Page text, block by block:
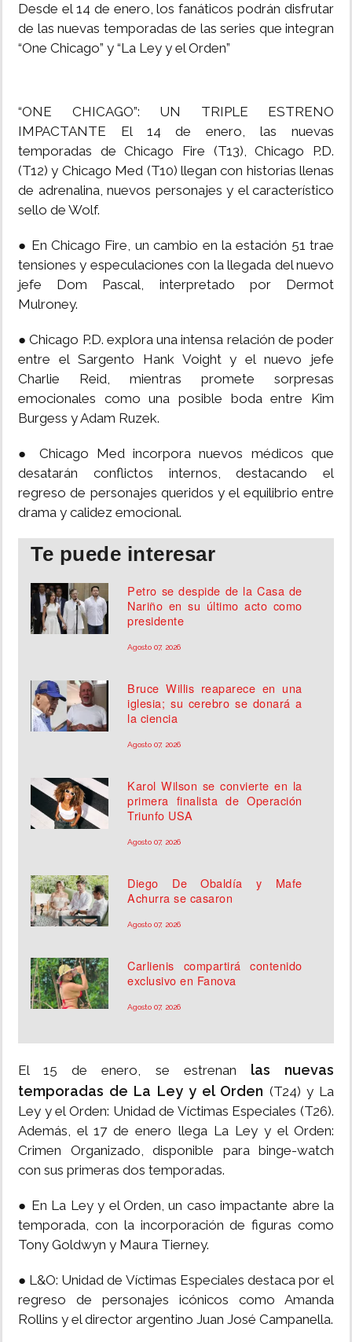
Desde el 14 de enero, los fanáticos podrán disfrutar
de las nuevas temporadas de las series que integran
“One Chicago” y “La Ley y el Orden”
“ONE CHICAGO”: UN TRIPLE ESTRENO
IMPACTANTE El 14 de enero, las nuevas
temporadas de Chicago Fire (T13), Chicago P.D.
(T12) y Chicago Med (T10) llegan con historias llenas
de adrenalina, nuevos personajes y el característico
sello de Wolf.
● En Chicago Fire, un cambio en la estación 51 trae
tensiones y especulaciones con la llegada del nuevo
jefe Dom Pascal, interpretado por Dermot
Mulroney.
● Chicago P.D. explora una intensa relación de poder
entre el Sargento Hank Voight y el nuevo jefe
Charlie Reid, mientras promete sorpresas
emocionales como una posible boda entre Kim
Burgess y Adam Ruzek.
● Chicago Med incorpora nuevos médicos que
desatarán conflictos internos, destacando el
regreso de personajes queridos y el equilibrio entre
drama y calidez emocional.
Te puede interesar
Petro se despide de la Casa de
Nariño en su último acto como
presidente
Agosto 07, 2026
Bruce Willis reaparece en una
iglesia; su cerebro se donará a
la ciencia
Agosto 07, 2026
Karol Wilson se convierte en la
primera finalista de Operación
Triunfo USA
Agosto 07, 2026
Diego De Obaldía y Mafe
Achurra se casaron
Agosto 07, 2026
Carlienis compartirá contenido
exclusivo en Fanova
Agosto 07, 2026
El 15 de enero, se estrenan las nuevas
temporadas de La Ley y el Orden (T24) y La
Ley y el Orden: Unidad de Víctimas Especiales (T26).
Además, el 17 de enero llega La Ley y el Orden:
Crimen Organizado, disponible para binge-watch
con sus primeras dos temporadas.
● En La Ley y el Orden, un caso impactante abre la
temporada, con la incorporación de figuras como
Tony Goldwyn y Maura Tierney.
● L&O: Unidad de Víctimas Especiales destaca por el
regreso de personajes icónicos como Amanda
Rollins y el director argentino Juan José Campanella.